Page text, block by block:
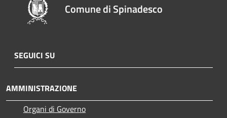
Comune di Spinadesco
SEGUICI SU
AMMINISTRAZIONE
Organi di Governo